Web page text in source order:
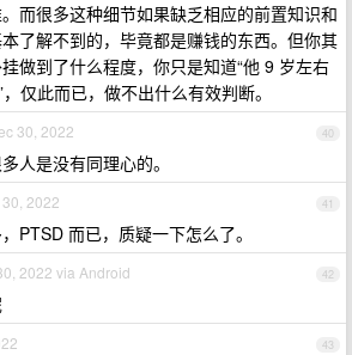
而很多这种细节如果缺乏相应的前置知识和
了解不到的，毕竟都是赚钱的东西。但你其
做到了什么程度，你只是知道“他 9 岁左右
仅此而已，做不出什么有效判断。
40
30, 2022
人是没有同理心的。
41
2022
PTSD 而已，质疑一下怎么了。
42
2022 via Android
43